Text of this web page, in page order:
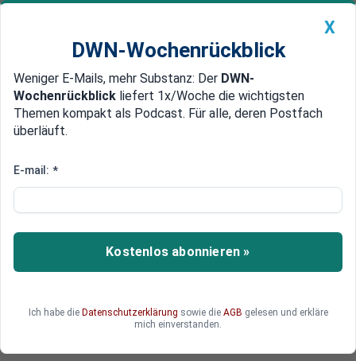
Newsticker MEIN DWN: Geldanlage Premium
Edelmetalle DWN-Magazin China
Gegen Berliner Pläne
Bayern lehnt Zwangs-
Vermietungen für Flüchtlinge
kategorisch ab
Bayern lehnt die zwangsweise Vermietung von
Unterbringung von Flüchtlingen ab. Solche Pläne
gäbe es in Berlin, sagte Ministerpräsident
X
DWN-Wochenrückblick
Weniger E-Mails, mehr Substanz: Der DWN-
Wochenrückblick liefert 1x/Woche die wichtigsten
Themen kompakt als Podcast. Für alle, deren Postfach
überläuft.
E-mail: *
Kostenlos abonnieren »
Ich habe die Datenschutzerklärung sowie die AGB gelesen und erkläre
mich einverstanden.